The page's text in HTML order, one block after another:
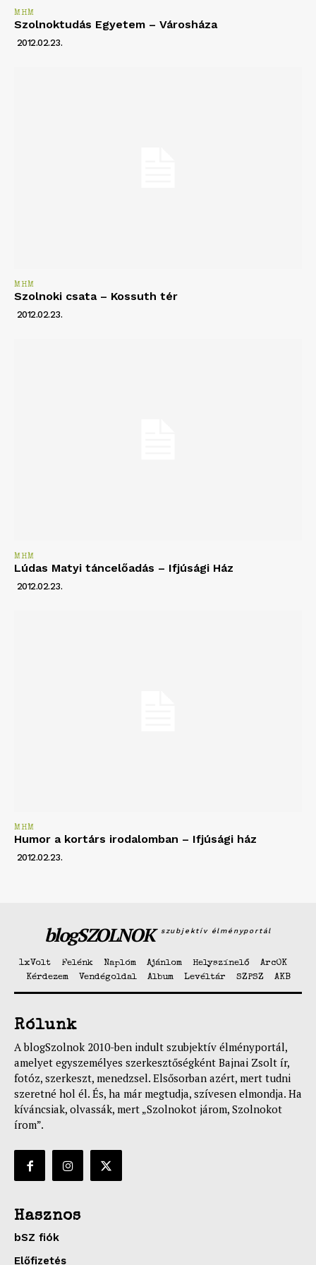
MHM
Szolnoktudás Egyetem – Városháza
2012.02.23.
MHM
Szolnoki csata – Kossuth tér
2012.02.23.
MHM
Lúdas Matyi táncelőadás – Ifjúsági Ház
2012.02.23.
MHM
Humor a kortárs irodalomban – Ifjúsági ház
2012.02.23.
blogSZOLNOK szubjektív élményportál
1xVolt Felénk Naplóm Ajánlom Helyszínelő
ArcOK
Kérdezem
Vendégoldal Album Levéltár SZPSZ AKB
Rólunk
A blogSzolnok 2010-ben indult szubjektív élményportál,
amelyet egyszemélyes szerkesztőségként Bajnai Zsolt ír,
fotóz, szerkeszt, menedzsel. Elsősorban azért, mert tudni
szeretné hol él. És, ha már megtudja, szívesen elmondja. Ha
kíváncsiak, olvassák, mert „Szolnokot járom, Szolnokot
írom”.
Hasznos
bSZ fiók
Előfizetés